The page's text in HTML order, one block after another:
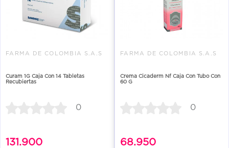
FARMA DE COLOMBIA S.A.S
Curam 1G Caja Con 14 Tabletas
Recubiertas
0
131.900
FARMA DE COLOMBIA S.A.S
Crema Cicaderm Nf Caja Con Tubo Con
60 G
0
68.950